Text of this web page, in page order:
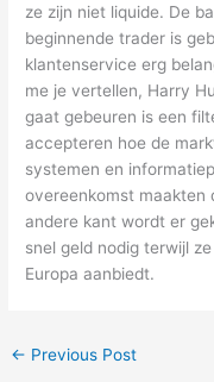
ze zijn niet liquide. De
beginnende trader is
klantenservice erg
me je vertellen, Harry
gaat gebeuren is een
accepteren hoe de
systemen en
overeenkomst maakten
andere kant wordt er
snel geld nodig terwijl
Europa aanbiedt.
← Previous Post